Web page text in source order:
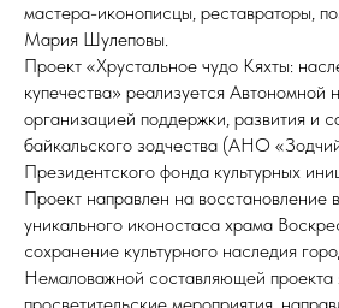
мастера-иконописцы, реставраторы,
Мария Шулеповы.
Проект «Хрустальное чудо Кяхты:
купечества» реализуется Автономной
организацией поддержки, развития и
байкальского зодчества (АНО
Президентского фонда культурных
Проект направлен на восстановление
уникального иконостаса храма
сохранение культурного наследия
Немаловажной составляющей проекта